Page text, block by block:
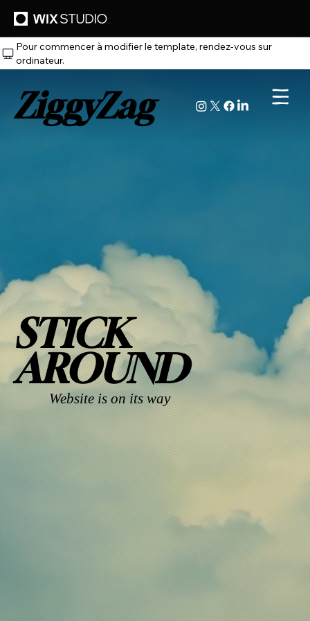
Pour commencer à modifier le template, rendez‑vous sur
ordinateur.